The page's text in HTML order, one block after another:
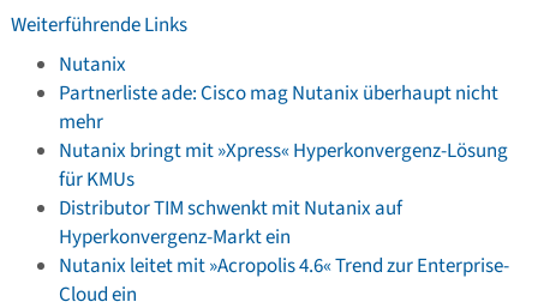
Weiterführende Links
Nutanix
Partnerliste ade: Cisco mag Nutanix überhaupt nicht
mehr
Nutanix bringt mit »Xpress« Hyperkonvergenz-Lösung
für KMUs
Distributor TIM schwenkt mit Nutanix auf
Hyperkonvergenz-Markt ein
Nutanix leitet mit »Acropolis 4.6« Trend zur Enterprise-
Cloud ein